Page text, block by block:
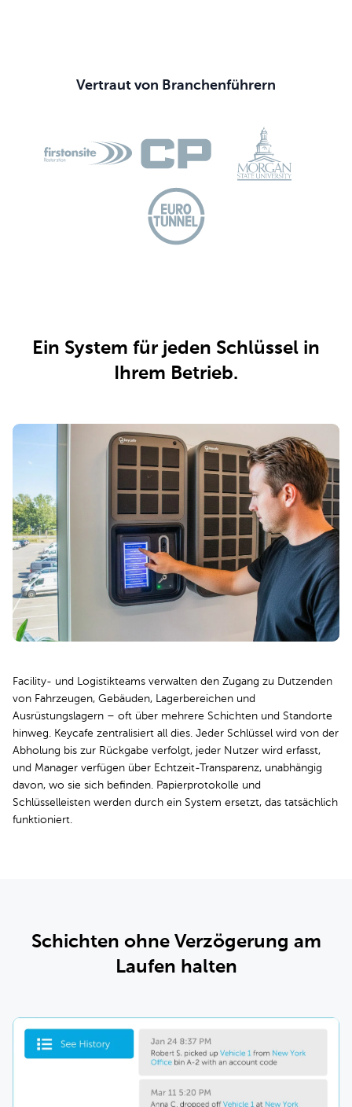
Vertraut von Branchenführern
Ein System für jeden Schlüssel in
Ihrem Betrieb.
Facility- und Logistikteams verwalten den Zugang zu Dutzenden
von Fahrzeugen, Gebäuden, Lagerbereichen und
Ausrüstungslagern – oft über mehrere Schichten und Standorte
hinweg. Keycafe zentralisiert all dies. Jeder Schlüssel wird von der
Abholung bis zur Rückgabe verfolgt, jeder Nutzer wird erfasst,
und Manager verfügen über Echtzeit-Transparenz, unabhängig
davon, wo sie sich befinden. Papierprotokolle und
Schlüsselleisten werden durch ein System ersetzt, das tatsächlich
funktioniert.
Schichten ohne Verzögerung am
Laufen halten